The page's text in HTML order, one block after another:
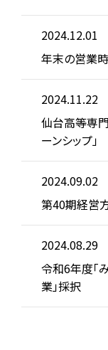
2024.12.01
年末の営業
2024.11.22
仙台高等専
ーンシップ」
2024.09.02
第40期経営
2024.08.29
令和6年度「
業」採択